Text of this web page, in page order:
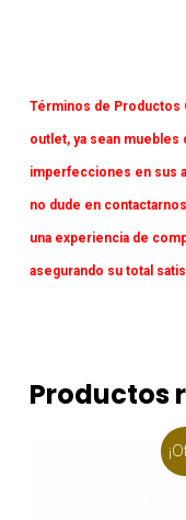
Términos de Productos
outlet, ya sean
imperfecciones en sus
no dude en
una experiencia de
asegurando su total
Productos